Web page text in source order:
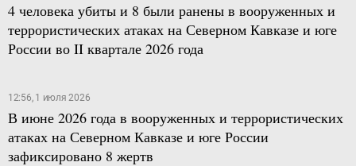
4 человека убиты и 8 были ранены в вооруженных и
террористических атаках на Северном Кавказе и юге
России во II квартале 2026 года
12:56, 1 июля 2026
В июне 2026 года в вооруженных и террористических
атаках на Северном Кавказе и юге России
зафиксировано 8 жертв